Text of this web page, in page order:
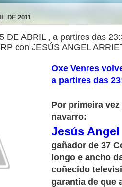
DE 2011
DE ABRIL , a partires das
con JESÚS ANGEL
Oxe Venres
a partires das
Por primeira
navarro:
Jesús
gañador de 37
longo e ancho
coñecido
garantia de que